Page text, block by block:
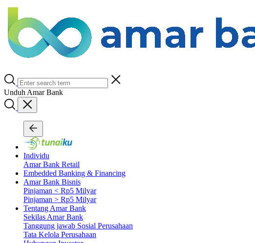
Unduh Amar Bank
Individu
Amar Bank Retail
Embedded Banking & Financing
Amar Bank Bisnis
Pinjaman < Rp5 Milyar
Pinjaman > Rp5 Milyar
Tentang Amar Bank
Sekilas Amar Bank
Tanggung jawab Sosial Perusahaan
Tata Kelola Perusahaan